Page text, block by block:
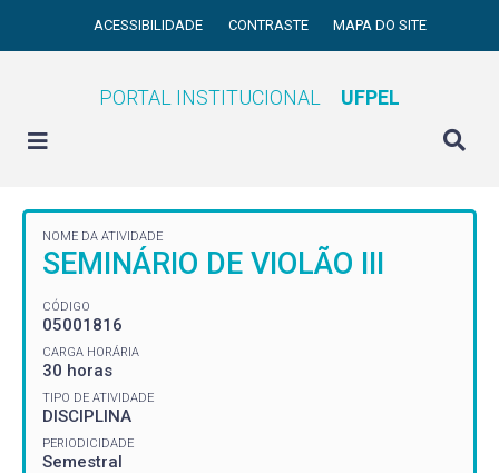
ACESSIBILIDADE CONTRASTE MAPA DO SITE
PORTAL INSTITUCIONAL UFPEL
NOME DA ATIVIDADE
SEMINÁRIO DE VIOLÃO III
CÓDIGO
05001816
CARGA HORÁRIA
30 horas
TIPO DE ATIVIDADE
DISCIPLINA
PERIODICIDADE
Semestral